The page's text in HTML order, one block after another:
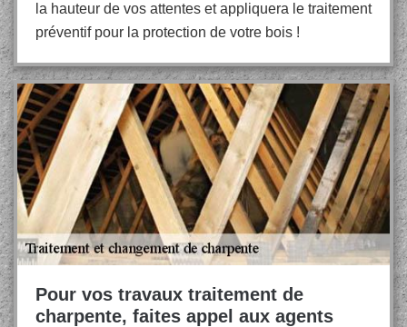
la hauteur de vos attentes et appliquera le traitement
préventif pour la protection de votre bois !
Pour vos travaux traitement de
charpente, faites appel aux agents